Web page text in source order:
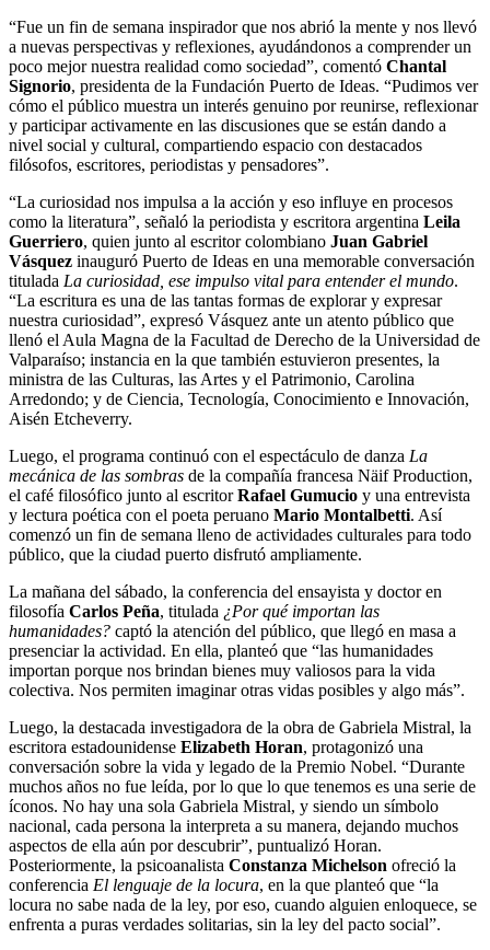
“Fue un fin de semana inspirador que nos abrió la mente y nos llevó
a nuevas perspectivas y reflexiones, ayudándonos a comprender un
poco mejor nuestra realidad como sociedad”, comentó Chantal
Signorio, presidenta de la Fundación Puerto de Ideas. “Pudimos ver
cómo el público muestra un interés genuino por reunirse, reflexionar
y participar activamente en las discusiones que se están dando a
nivel social y cultural, compartiendo espacio con destacados
filósofos, escritores, periodistas y pensadores”.
“La curiosidad nos impulsa a la acción y eso influye en procesos
como la literatura”, señaló la periodista y escritora argentina Leila
Guerriero, quien junto al escritor colombiano Juan Gabriel
Vásquez inauguró Puerto de Ideas en una memorable conversación
titulada La curiosidad, ese impulso vital para entender el mundo.
“La escritura es una de las tantas formas de explorar y expresar
nuestra curiosidad”, expresó Vásquez ante un atento público que
llenó el Aula Magna de la Facultad de Derecho de la Universidad de
Valparaíso; instancia en la que también estuvieron presentes, la
ministra de las Culturas, las Artes y el Patrimonio, Carolina
Arredondo; y de Ciencia, Tecnología, Conocimiento e Innovación,
Aisén Etcheverry.
Luego, el programa continuó con el espectáculo de danza La
mecánica de las sombras de la compañía francesa Näif Production,
el café filosófico junto al escritorRafael Gumucio y una entrevista
y lectura poética con el poeta peruano Mario Montalbetti. Así
comenzó un fin de semana lleno de actividades culturales para todo
público, que la ciudad puerto disfrutó ampliamente.
La mañana del sábado, la conferencia del ensayista y doctor en
filosofía Carlos Peña, titulada ¿Por qué importan las
humanidades? captó la atención del público, que llegó en masa a
presenciar la actividad. En ella, planteó que “las humanidades
importan porque nos brindan bienes muy valiosos para la vida
colectiva. Nos permiten imaginar otras vidas posibles y algo más”.
Luego, la destacada investigadora de la obra de Gabriela Mistral, la
escritora estadounidense Elizabeth Horan, protagonizó una
conversación sobre la vida y legado de la Premio Nobel. “Durante
muchos años no fue leída, por lo que lo que tenemos es una serie de
íconos. No hay una sola Gabriela Mistral, y siendo un símbolo
nacional, cada persona la interpreta a su manera, dejando muchos
aspectos de ella aún por descubrir”, puntualizó Horan.
Posteriormente, la psicoanalista Constanza Michelson ofreció la
conferencia El lenguaje de la locura, en la que planteó que “la
locura no sabe nada de la ley, por eso, cuando alguien enloquece, se
enfrenta a puras verdades solitarias, sin la ley del pacto social”.